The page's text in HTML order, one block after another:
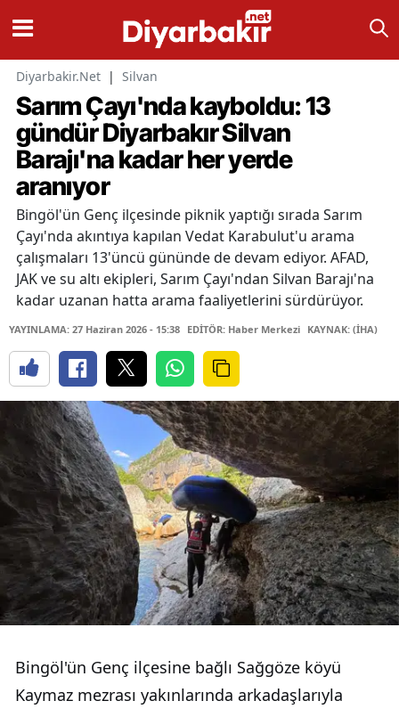
Diyarbakir.Net | Silvan
Sarım Çayı'nda kayboldu: 13
gündür Diyarbakır Silvan
Barajı'na kadar her yerde
aranıyor
Bingöl'ün Genç ilçesinde piknik yaptığı sırada Sarım
Çayı'nda akıntıya kapılan Vedat Karabulut'u arama
çalışmaları 13'üncü gününde de devam ediyor. AFAD,
JAK ve su altı ekipleri, Sarım Çayı'ndan Silvan Barajı'na
kadar uzanan hatta arama faaliyetlerini sürdürüyor.
YAYINLAMA: 27 Haziran 2026 - 15:38 EDİTÖR: Haber Merkezi KAYNAK: (İHA)
Bingöl'ün Genç ilçesine bağlı Sağgöze köyü
Kaymaz mezrası yakınlarında arkadaşlarıyla